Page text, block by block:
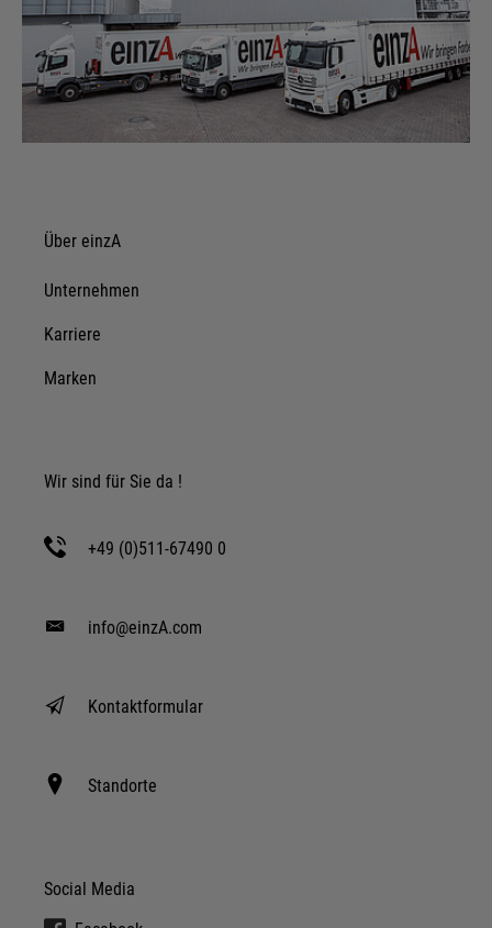
Über einzA
Unternehmen
Karriere
Marken
Wir sind für Sie da !
+49 (0)511-67490 0
info@einzA.com
Kontaktformular
Standorte
Social Media